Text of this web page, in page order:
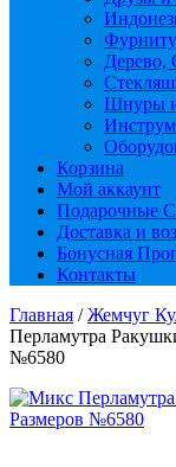
Дерево,
Шнуры
Корзина
Мой аккаунт
Подарочные
Доставка и
Бонусная
Контакты
Главная /Жемчуг
Перламутра
№6580